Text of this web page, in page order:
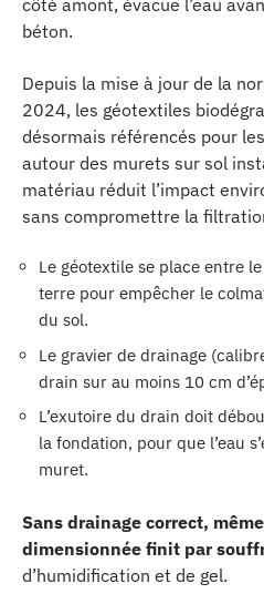
côté amont, évacue l’eau
béton.
Depuis la mise à jour de la
2024, les géotextiles
désormais référencés pour
autour des murets sur sol
matériau réduit l’impact
sans compromettre la
Le géotextile se place entre
terre pour empêcher le
du sol.
Le gravier de drainage
drain sur au moins 10 cm
L’exutoire du drain doit
la fondation, pour que l’eau
muret.
Sans drainage correct,
dimensionnée finit par
d’humidification et de gel.